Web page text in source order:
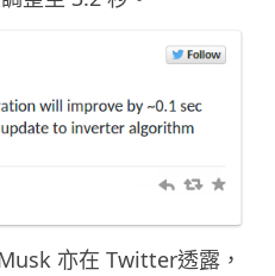
亦在 Twitter透露，